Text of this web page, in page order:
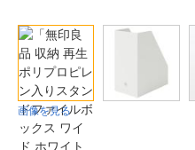
画像を見る